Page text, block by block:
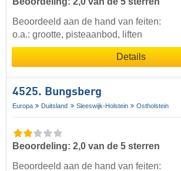
Beoordeeld aan de hand van feiten:
o.a.: grootte, pisteaanbod, liften
Details
4525. Bungsberg
Europa Duitsland Sleeswijk-Holstein Ostholstein
Beoordeling: 2,0 van de 5 sterren
Beoordeeld aan de hand van feiten: